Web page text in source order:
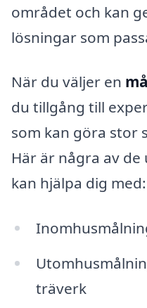
området och kan
lösningar som
När du väljer en
du tillgång till
som kan göra stor
Här är några av
kan hjälpa dig med:
träverk